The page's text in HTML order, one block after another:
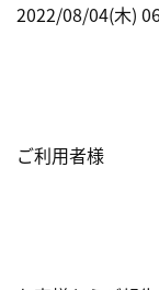
2022/08/04(木)
ご利用者様